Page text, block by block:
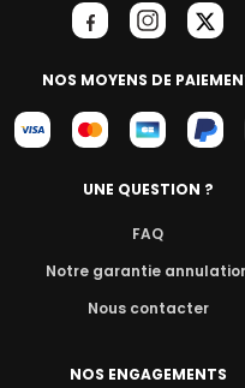
NOS MOYENS DE
UNE QUESTION ?
FAQ
Notre garantie
Nous contacter
NOS ENGAGEMENTS